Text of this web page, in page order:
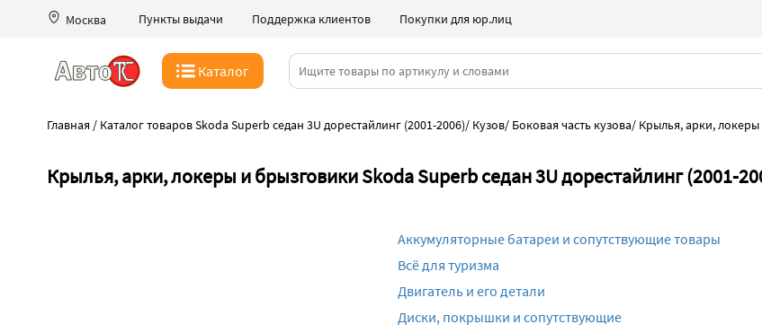
Москва Пункты выдачи Поддержка клиентов Покупки для юр.лиц
Каталог
Главная / Каталог товаров Skoda Superb седан 3U дорестайлинг (2001-2006)/ Кузов/ Боковая часть кузова/ Крылья, арки,
Крылья, арки, локеры и брызговики Skoda Superb седан 3U дорестайлинг (2001-
Аккумуляторные батареи и сопутствующие товары
Всё для туризма
Двигатель и его детали
Диски, покрышки и сопутствующие